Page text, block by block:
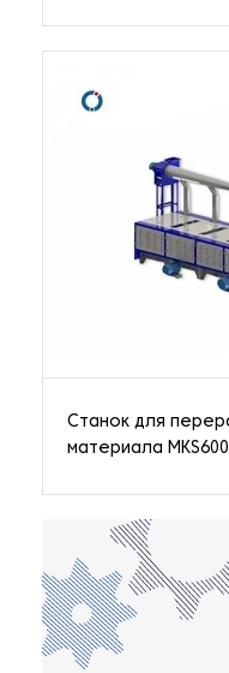
Станок для
материала